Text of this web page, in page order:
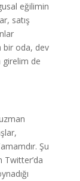
eğilimin
satış
bir oda, dev
girelim de
Şu
Twitter’da